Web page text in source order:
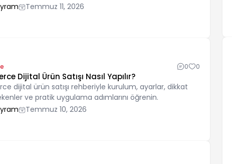
Temmuz 11, 2026
0 0
Dijital Ürün Satışı Nasıl Yapılır?
dijital ürün satışı rehberiyle kurulum, ayarlar, dikkat
ve pratik uygulama adımlarını öğrenin.
Temmuz 10, 2026